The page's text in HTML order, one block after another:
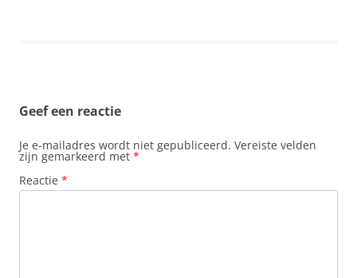
Geef een reactie
Je e-mailadres wordt niet gepubliceerd. Vereiste velden
zijn gemarkeerd met *
Reactie *